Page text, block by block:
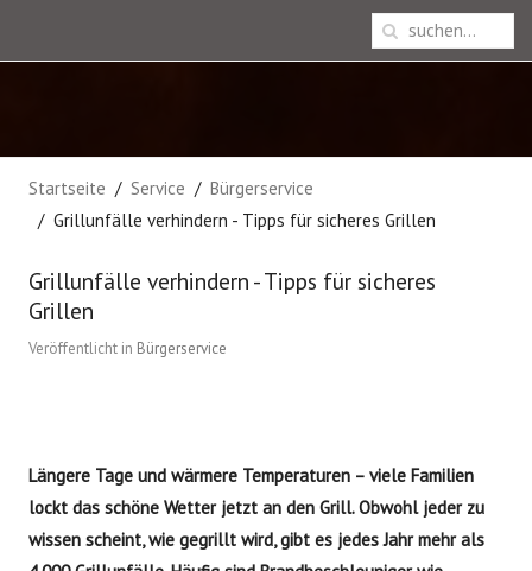
Startseite Service
Bürgerservice
Grillunfälle verhindern - Tipps für sicheres Grillen
Grillunfälle verhindern - Tipps für sicheres
Grillen
Veröffentlicht in Bürgerservice
Längere Tage und wärmere Temperaturen – viele Familien
lockt das schöne Wetter jetzt an den Grill. Obwohl jeder zu
wissen scheint, wie gegrillt wird, gibt es jedes Jahr mehr als